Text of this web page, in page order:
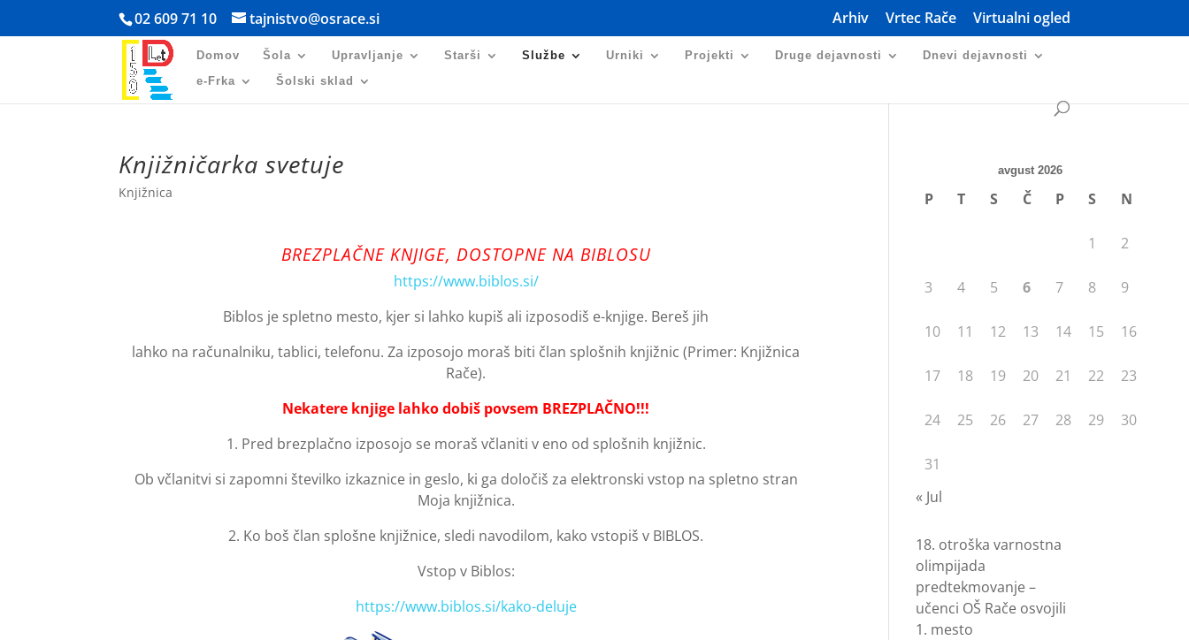
02 609 71 10 tajnistvo@osrace.si Arhiv Vrtec Rače Virtualni ogled
Domov Šola Upravljanje Starši Službe Urniki Projekti Druge dejavnosti
Dnevi dejavnosti
e-Frka
Šolski sklad
Knjižničarka svetuje
Knjižnica
BREZPLAČNE KNJIGE, DOSTOPNE NA BIBLOSU
https://www.biblos.si/
Biblos je spletno mesto, kjer si lahko kupiš ali izposodiš e-knjige. Bereš jih
lahko na računalniku, tablici, telefonu. Za izposojo moraš biti član splošnih knjižnic (Primer: Knjižnica
Rače).
Nekatere knjige lahko dobiš povsem BREZPLAČNO!!!
1. Pred brezplačno izposojo se moraš včlaniti v eno od splošnih knjižnic.
Ob včlanitvi si zapomni številko izkaznice in geslo, ki ga določiš za elektronski vstop na spletno stran
Moja knjižnica.
2. Ko boš član splošne knjižnice, sledi navodilom, kako vstopiš v BIBLOS.
Vstop v Biblos:
https://www.biblos.si/kako-deluje
avgust 2026
P T S Č P S N
1 2
3 4 5 6 7 8 9
10 11 12 13 14 15 16
17 18 19 20 21 22 23
24 25 26 27 28 29 30
31
« Jul
18. otroška varnostna
olimpijada
predtekmovanje –
učenci OŠ Rače osvojili
1. mesto